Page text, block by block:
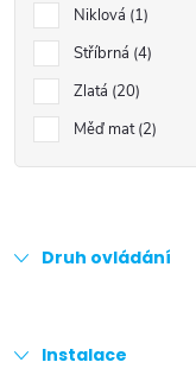
Niklová 1
Stříbrná 4
Zlatá 20
Měď mat 2
Druh ovládání
Instalace